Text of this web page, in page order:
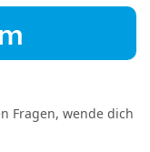
Fragen, wende dich